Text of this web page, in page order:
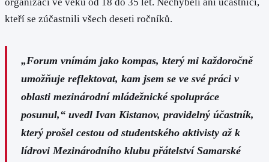
kteří se zúčastnili všech deseti ročníků.
„Forum vnímám jako kompas, který mi každoročně
umožňuje reflektovat, kam jsem se ve své práci v
oblasti mezinárodní mládežnické spolupráce
posunul,“ uvedl Ivan Kistanov, pravidelný účastník,
který prošel cestou od studentského aktivisty až k
lídrovi Mezinárodního klubu přátelství Samarské